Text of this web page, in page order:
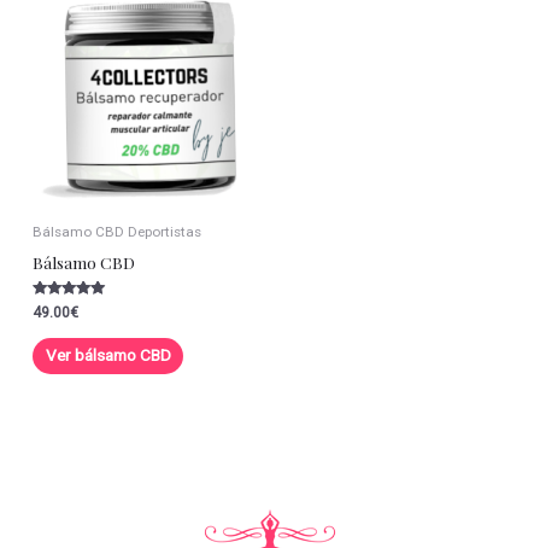
Bálsamo CBD Deportistas
Bálsamo CBD
Valorado con
5.00
de 5
49.00€
Ver bálsamo CBD